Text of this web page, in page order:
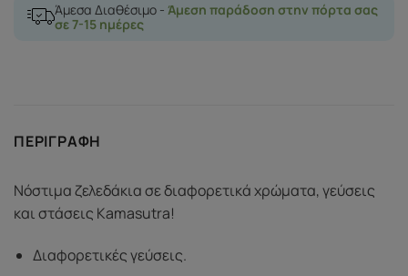
Άμεσα Διαθέσιμο - Άμεση παράδοση στην πόρτα σας
σε 7-15 ημέρες
ΠΕΡΙΓΡΑΦΉ
Νόστιμα ζελεδάκια σε διαφορετικά χρώματα, γεύσεις
και στάσεις Kamasutra!
Διαφορετικές γεύσεις.